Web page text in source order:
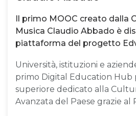
Il primo MOOC creato dalla
Musica Claudio Abbado è
piattaforma del progetto
Università, istituzioni e
primo Digital Education Hub
superiore dedicato alla
Avanzata del Paese grazie al